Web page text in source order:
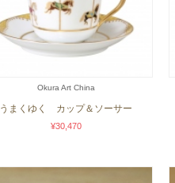
Okura Art China
うまくゆく カップ＆ソーサー
¥30,470